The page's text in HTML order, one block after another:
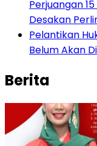
Perjuangan
Desakan
Pelantikan
Belum Akan
Berita